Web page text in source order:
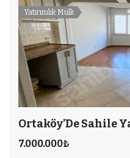
Yatırımlık Mülk
7.000.000₺